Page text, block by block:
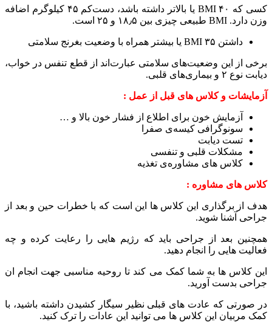
کسی که BMI ۴۰ یا بالاتر داشته باشد، دست‌کم ۴۵ کیلوگرم اضافه
وزن دارد. BMI طبیعی چیزی بین ۱۸٫۵ و ۲۵ است.
داشتن BMI ۳۵ یا بیشتر همراه با وضعیت بغرنج سلامتی
برخی از این وضعیت‌های سلامتی عبارت‌اند از قطع تنفس در خواب،
دیابت نوع ۲ و بیماری‌های قلبی.
آزمایشات و کلاس های قبل از عمل :
آزمایش خون برای اطلاع از فشار خون بالا و …
سونوگرافی کیسه‌ی صفرا
تست دیابت
مشکلات قلبی و تنفسی
کلاس های مشاوره‌ی تغذیه
کلاس های مشاوره :
هدف از برگذاری این کلاس ها این است که با خطرات حین و بعد از
جراحی آشنا شوید.
همچنین بعد از جراحی باید که رژیم هایی را رعایت کرده و چه
فعالیت هایی را انجام دهید.
این کلاس ها به شما کمک می کند تا روحیه مناسبی جهت انجام ان
جراحی بدست آورید.
در صورتی که عادت های قبلی نظیر سیگار کشیدن داشته باشید، با
کمک مربیان این کلاس ها می توانید این عادات را ترک کنید.